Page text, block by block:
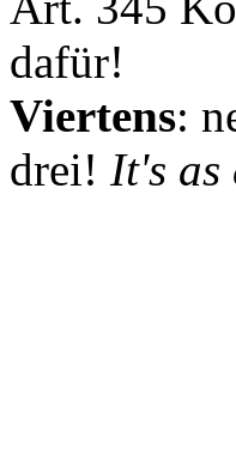
dafür!
Viertens:
drei! It's as